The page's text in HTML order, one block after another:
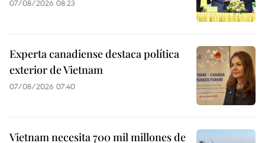
07/08/2026 08:23
Experta canadiense destaca política
exterior de Vietnam
07/08/2026 07:40
Vietnam necesita 700 mil millones de